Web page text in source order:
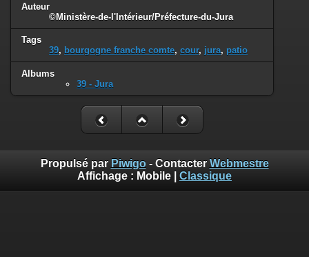
Auteur
©Ministère-de-l'Intérieur/Préfecture-du-Jura
Tags
39, bourgogne franche comte, cour, jura, patio
Albums
39 - Jura
Propulsé par Piwigo- Contacter Webmestre
Affichage : Mobile Classique